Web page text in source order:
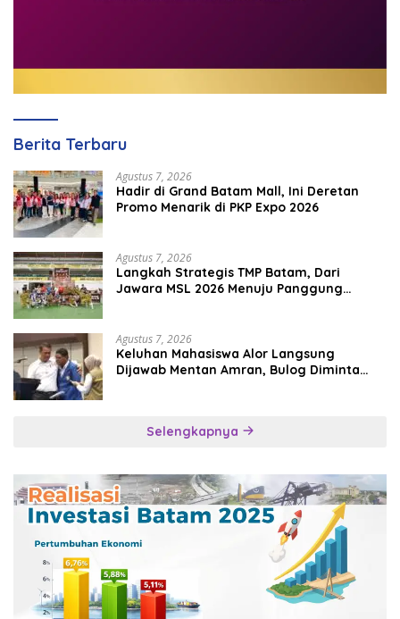
Berita Terbaru
Agustus 7, 2026
Hadir di Grand Batam Mall, Ini Deretan
Promo Menarik di PKP Expo 2026
Agustus 7, 2026
Langkah Strategis TMP Batam, Dari
Jawara MSL 2026 Menuju Panggung
Agustus 7, 2026
Keluhan Mahasiswa Alor Langsung
Dijawab Mentan Amran, Bulog Diminta
Selengkapnya